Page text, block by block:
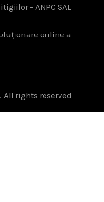
. All rights reserved